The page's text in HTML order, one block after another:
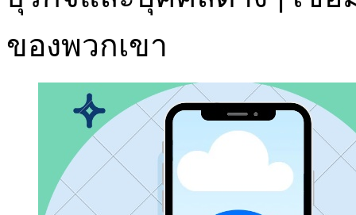
ของพวกเขา